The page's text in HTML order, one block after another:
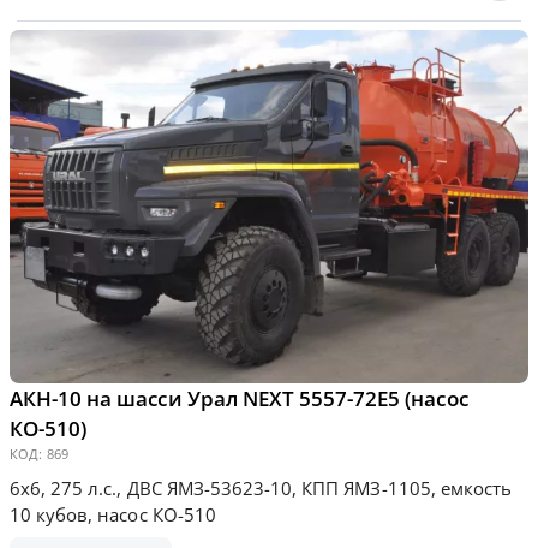
АКН-10 на шасси Урал NEXT 5557-72Е5 (насос
КО-510)
КОД: 869
6х6, 275 л.с., ДВС ЯМЗ-53623-10, КПП ЯМЗ-1105, емкость
10 кубов, насос КО-510